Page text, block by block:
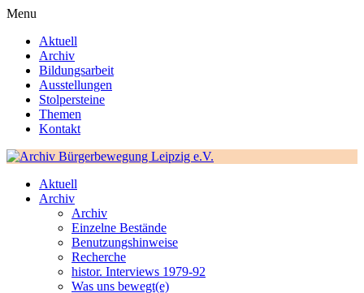
Menu
Aktuell
Archiv
Bildungsarbeit
Ausstellungen
Stolpersteine
Themen
Kontakt
Aktuell
Archiv
Archiv
Einzelne Bestände
Benutzungshinweise
Recherche
histor. Interviews 1979-92
Was uns bewegt(e)